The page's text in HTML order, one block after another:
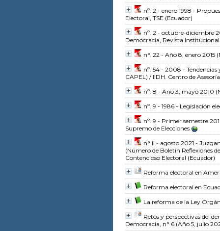
nº. 2 - enero 1998 -
Electoral, TSE (Ecuador)
nº. 2 - octubre-diciembre
Democracia, Revista Institucional
n°. 22 - Año 8, enero 2015
nº. 54 - 2008 -
CAPEL) / IIDH. Centro de
nº. 8 - Año 3, mayo 2010
nº. 9 - 1986 - Legislación
nº. 9 - Primer semestre
Supremo de Elecciones
n° II - agosto 2021 -
(Número de Boletín Reflexiones
Contencioso Electoral (Ecuador)
Reforma electoral en
Reforma electoral en
La reforma de la Ley
Retos y perspectivas del
Democracia, n° 6 (Año 5, julio